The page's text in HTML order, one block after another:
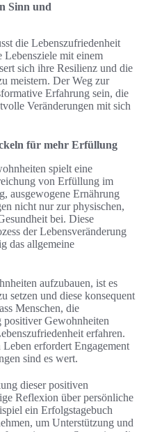
Sinn und
die Lebenszufriedenheit
Lebensziele mit einem
sich ihre Resilienz und die
meistern. Der Weg zur
Erfahrung sein, die
Veränderungen mit sich
für mehr Erfüllung
spielt eine
von Erfüllung im
ausgewogene Ernährung
nicht nur zur physischen,
bei. Diese
der Lebensveränderung
das allgemeine
aufzubauen, ist es
setzen und diese konsequent
Menschen, die
positiver Gewohnheiten
erfahren.
erfordert Engagement
sind es wert.
dieser positiven
Reflexion über persönliche
ein Erfolgstagebuch
um Unterstützung und